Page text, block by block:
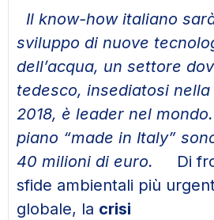
Il know-how italiano
sviluppo di nuove
dell’acqua, un settore
tedesco, insediatosi
2018, è leader nel
piano “made in Italy”
40 milioni di euro. Di
sfide ambientali più
globale, la crisi